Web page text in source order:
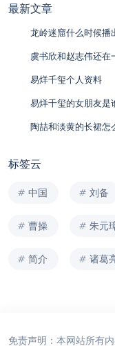
最新文章
龙岭迷窟什么时候播
虞书欣和赵志伟还在
易烊千玺个人资料
易烊千玺的女朋友是
陶喆和淡黄的长裙怎
标签云
中国 刘备
曹操 朱元
简介 诸葛
免责声明：本网站所有